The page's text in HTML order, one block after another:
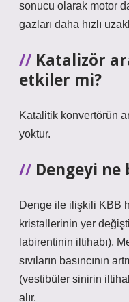
sonucu olarak motor
gazları daha hızlı
Katalizör
etkiler mi?
Katalitik konvertörün
yoktur.
Dengeyi ne
Denge ile ilişkili KBB
kristallerinin yer
labirentinin iltihabı),
sıvıların basıncının
(vestibüler sinirin
alır.